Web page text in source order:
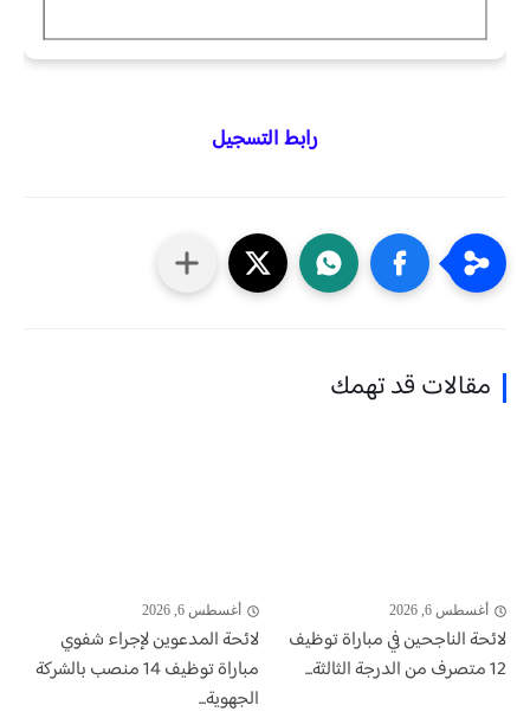
رابط التسجيل
مقالات قد تهمك
أغسطس 6, 2026
لائحة الناجحين في مباراة توظيف
12 متصرف من الدرجة الثالثة...
أغسطس 6, 2026
لائحة المدعوين لإجراء شفوي
مباراة توظيف 14 منصب بالشركة
الجهوية...